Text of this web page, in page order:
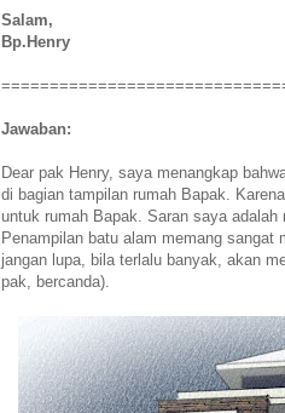
Salam,
Bp.Henry
Jawaban:
Dear pak Henry, saya menangkap
di bagian tampilan rumah Bapak.
untuk rumah Bapak. Saran saya
Penampilan batu alam memang sangat
jangan lupa, bila terlalu banyak, akan
pak, bercanda).